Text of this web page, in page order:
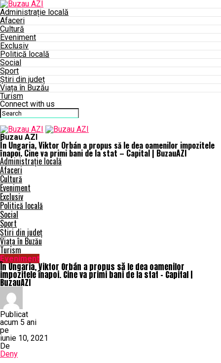
Administrație locală
Afaceri
Cultură
Eveniment
Exclusiv
Politică locală
Social
Sport
Știri din județ
Viața în Buzău
Turism
Connect with us
Buzau AZI
În Ungaria, Viktor Orbán a propus să le dea oamenilor impozitele
înapoi. Cine va primi bani de la stat – Capital | BuzauAZI
Administrație locală
Afaceri
Cultură
Eveniment
Exclusiv
Politică locală
Social
Sport
Știri din județ
Viața în Buzău
Turism
Eveniment
În Ungaria, Viktor Orbán a propus să le dea oamenilor
impozitele înapoi. Cine va primi bani de la stat – Capital |
BuzauAZI
Publicat
acum 5 ani
pe
iunie 10, 2021
De
Deny